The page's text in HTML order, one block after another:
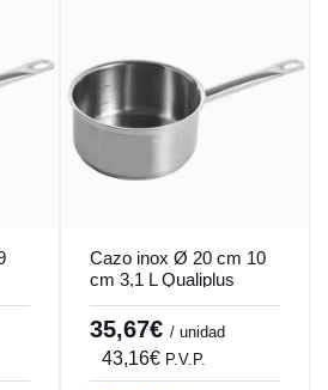
Cazo inox Ø 20 cm 10
cm 3,1 L Qualiplus
Pro.cooker
35,67€ / unidad
43,16€ P.V.P.